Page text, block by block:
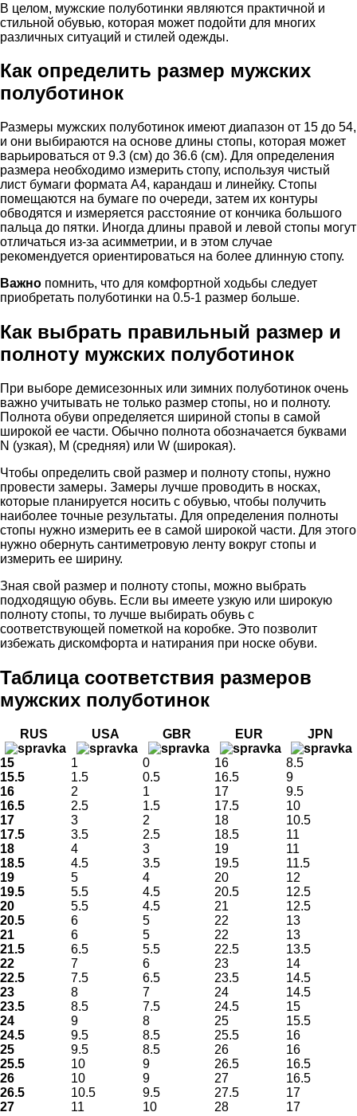
В целом, мужские полуботинки являются практичной и
стильной обувью, которая может подойти для многих
различных ситуаций и стилей одежды.
Как определить размер мужских
полуботинок
Размеры мужских полуботинок имеют диапазон от 15 до 54,
и они выбираются на основе длины стопы, которая может
варьироваться от 9.3 (см) до 36.6 (см). Для определения
размера необходимо измерить стопу, используя чистый
лист бумаги формата А4, карандаш и линейку. Стопы
помещаются на бумаге по очереди, затем их контуры
обводятся и измеряется расстояние от кончика большого
пальца до пятки. Иногда длины правой и левой стопы могут
отличаться из-за асимметрии, и в этом случае
рекомендуется ориентироваться на более длинную стопу.
Важно помнить, что для комфортной ходьбы следует
приобретать полуботинки на 0.5-1 размер больше.
Как выбрать правильный размер и
полноту мужских полуботинок
При выборе демисезонных или зимних полуботинок очень
важно учитывать не только размер стопы, но и полноту.
Полнота обуви определяется шириной стопы в самой
широкой ее части. Обычно полнота обозначается буквами
N (узкая), M (средняя) или W (широкая).
Чтобы определить свой размер и полноту стопы, нужно
провести замеры. Замеры лучше проводить в носках,
которые планируется носить с обувью, чтобы получить
наиболее точные результаты. Для определения полноты
стопы нужно измерить ее в самой широкой части. Для этого
нужно обернуть сантиметровую ленту вокруг стопы и
измерить ее ширину.
Зная свой размер и полноту стопы, можно выбрать
подходящую обувь. Если вы имеете узкую или широкую
полноту стопы, то лучше выбирать обувь с
соответствующей пометкой на коробке. Это позволит
избежать дискомфорта и натирания при носке обуви.
Таблица соответствия размеров
мужских полуботинок
RUS USA GBR EUR JPN
15 1 0 16
8.5
15.5
1.5 0.5 16.5
9
16
2 1 17
9.5
16.5
2.5 1.5 17.5
10
17
3 2 18
10.5
17.5
3.5 2.5 18.5
11
18
4 3 19
11
18.5
4.5 3.5 19.5
11.5
19
5 4 20
12
19.5
5.5 4.5 20.5
12.5
20
5.5 4.5 21
12.5
20.5
6 5 22
13
21
6 5 22
13
21.5
6.5 5.5 22.5
13.5
22
7 6 23
14
22.5
7.5 6.5 23.5
14.5
23
8 7 24
14.5
23.5
8.5 7.5 24.5
15
24
9 8 25
15.5
24.5
9.5 8.5 25.5
16
25
9.5 8.5 26
16
25.5
10 9 26.5
16.5
26
10 9 27
16.5
26.5
10.5 9.5 27.5
17
27
11 10 28
17